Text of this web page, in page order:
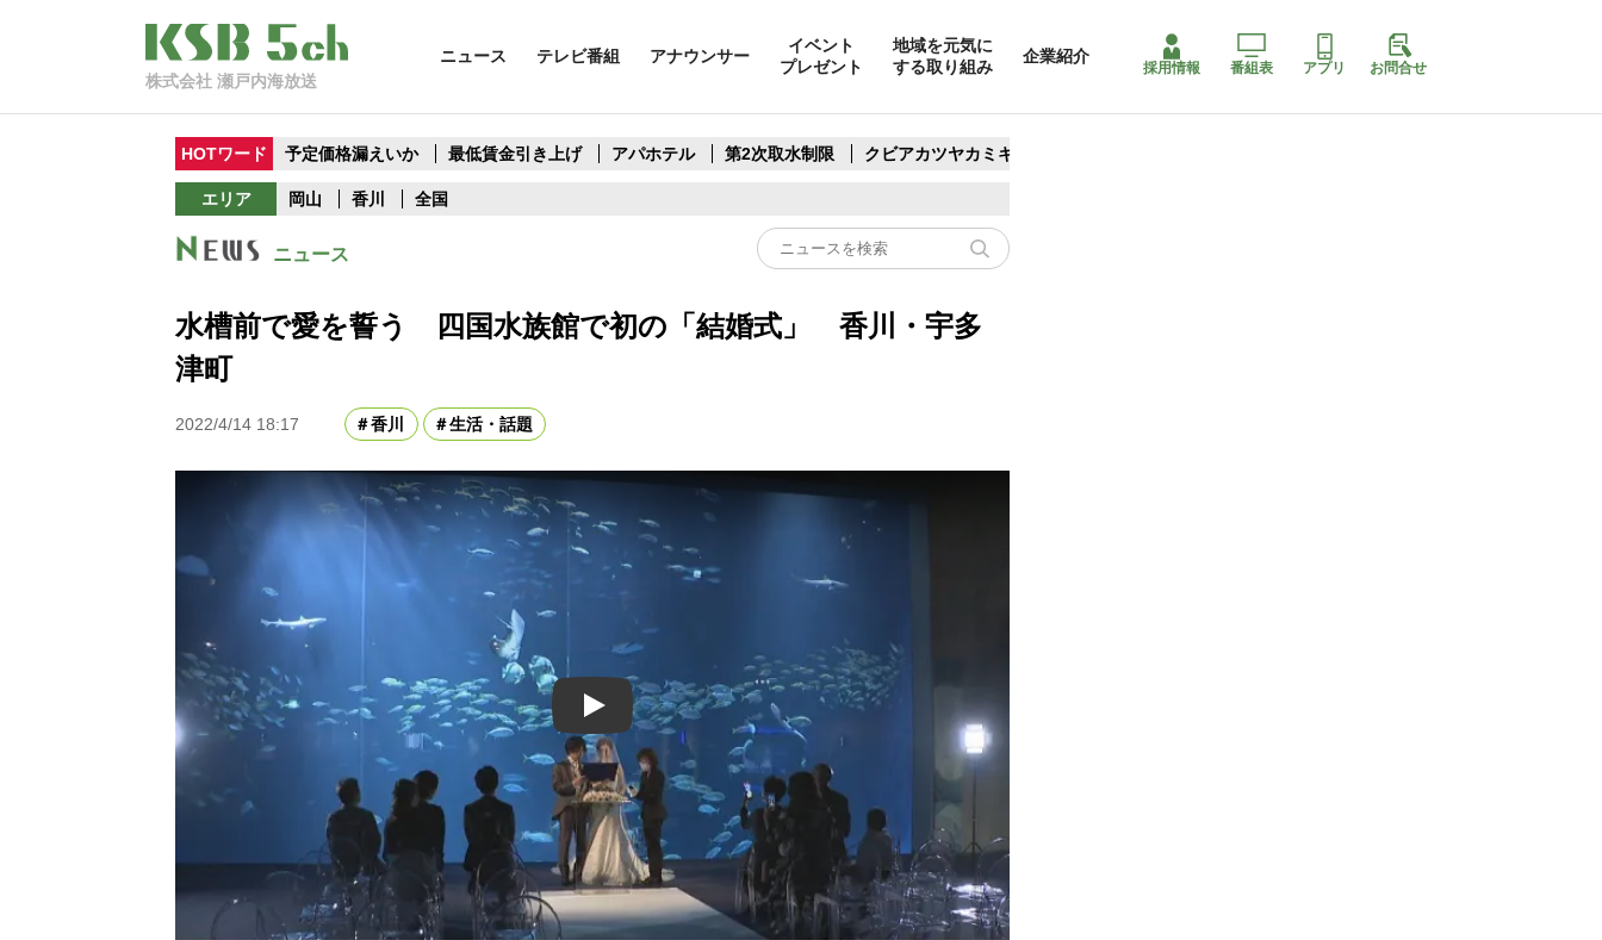
株式会社 瀬戸内海放送
ニュース テレビ番組 アナウンサー
イベント
プレゼント
地域を元気に
する取り組み
企業紹介
採用情報 番組表 アプリ お問合せ
HOTワード 予定価格漏えいか 最低賃金引き上げ アパホテル 第2次取水制限 クビアカツヤカミキリ
エリア 岡山 香川 全国
ニュース
水槽前で愛を誓う 四国水族館で初の「結婚式」 香川・宇多
津町
2022/4/14 18:17 香川 生活・話題
Play